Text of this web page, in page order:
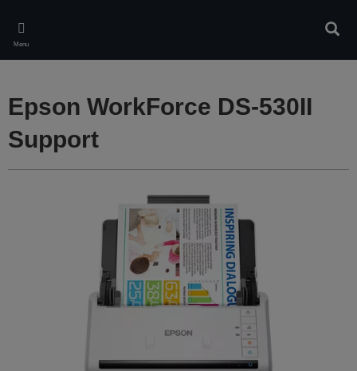
main
content
Menu
Epson WorkForce DS-530II
Support